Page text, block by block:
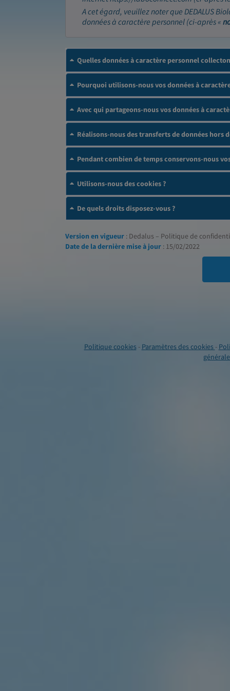
A cet égard, veuillez noter que DEDALUS
données à caractère personnel (ci-après «
Quelles données à caractère personnel
Pourquoi utilisons-nous vos données à
Avec qui partageons-nous vos données à
Réalisons-nous des transferts de données hors
Pendant combien de temps conservons-nous
Utilisons-nous des cookies ?
De quels droits disposez-vous ?
Version en vigueur : Dedalus – Politique de
Date de la dernière mise à jour : 15/02/2022
Politique cookies- Paramètres des cookies -